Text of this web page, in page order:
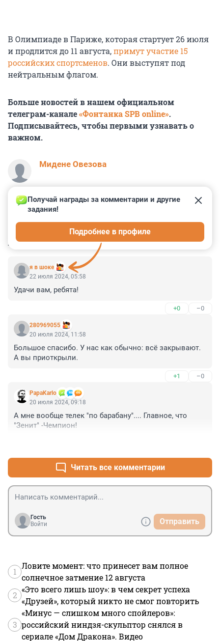
В Олимпиаде в Париже, которая стартует 26 июля
и продлится до 11 августа,примут участие 15
российских спортсменов. Они выступят под
нейтральным флагом.
Больше новостей в нашем официальном
телеграм-канале«Фонтанка SPB online».
Подписывайтесь, чтобы первыми узнавать о
важном.
Мидене Овезова
КОММЕНТАРИИ 9
я в шоке
Получай награды за комментарии и другие
задания!
Подробнее в профиле
22 июля 2024, 05:58
Удачи вам, ребята!
+0 –0
280969055
20 июля 2024, 11:58
Большое спасибо. У нас как обычно: всё закрывают.
А вы приоткрыли.
+1 –0
PapaKarlo
20 июля 2024, 09:18
А мне вообще телек "по барабану".... Главное, что
"Зенит" -Чемпион!
Читать все комментарии
Гость
Войти
Отправить
1
Ловите момент: что принесет вам полное
солнечное затмение 12 августа
2
«Это всего лишь шоу»: в чем секрет успеха
«Друзей», который никто не смог повторить
3
«Минус — слишком много спойлеров»:
российский ниндзя-скульптор снялся в
сериале «Дом Дракона». Видео